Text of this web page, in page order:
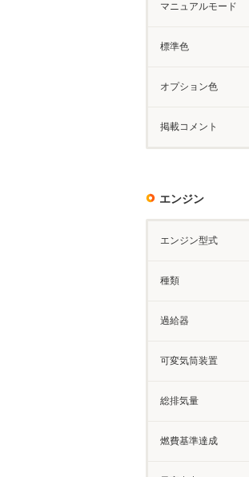
マニュアルモード
標準色
オプション色
掲載コメント
エンジン
エンジン型式
種類
過給器
可変気筒装置
総排気量
燃費基準達成